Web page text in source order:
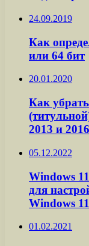
24.09.2019
Как
или 64 бит
20.01.2020
Как
2013 и 2016
05.12.2022
Windows
для
Windows 11
01.02.2021